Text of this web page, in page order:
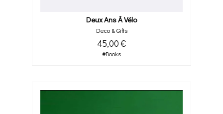
Deux Ans À Vélo
Deco & Gifts
45,00 €
#Books